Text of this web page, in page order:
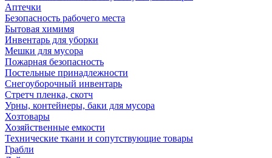
Аптечки
Безопасность рабочего места
Бытовая химимя
Инвентарь для уборки
Мешки для мусора
Пожарная безопасность
Постельные принадлежности
Снегоуборочный инвентарь
Стретч пленка, скотч
Урны, контейнеры, баки для мусора
Хозтовары
Хозяйственные емкости
Технические ткани и сопутствующие товары
Грабли